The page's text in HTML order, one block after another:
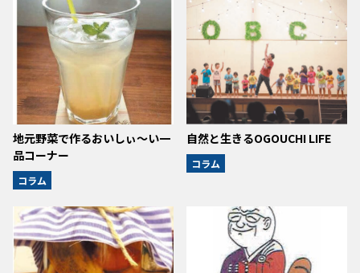
地元野菜で作るおいしぃ～い一
品コーナー
コラム
自然と生きるOGOUCHI LIFE
コラム